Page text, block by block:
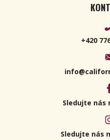
+420
Sledujte nás
Sledujte nás